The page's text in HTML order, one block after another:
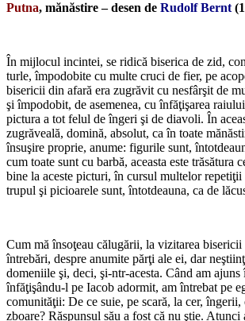
Putna, mănăstire – desen de Rudolf Bernt
În mijlocul incintei, se ridică biserica de zid,
turle, împodobite cu multe cruci de fier, pe
bisericii din afară era zugrăvit cu nesfârşit de
şi împodobit, de asemenea, cu înfăţişarea
pictura a tot felul de îngeri şi de diavoli. În
zugrăveală, domină, absolut, ca în toate
însuşire proprie, anume: figurile sunt,
cum toate sunt cu barbă, aceasta este trăsătura
bine la aceste picturi, în cursul multelor
trupul şi picioarele sunt, întotdeauna, ca de
Cum mă însoţeau călugării, la vizitarea bisericii
întrebări, despre anumite părţi ale ei, dar
domeniile şi, deci, şi-ntr-acesta. Când am
înfăţişându-l pe Iacob adormit, am întrebat pe
comunităţii: De ce suie, pe scară, la cer, îngerii,
zboare? Răspunsul său a fost că nu ştie. Atunci